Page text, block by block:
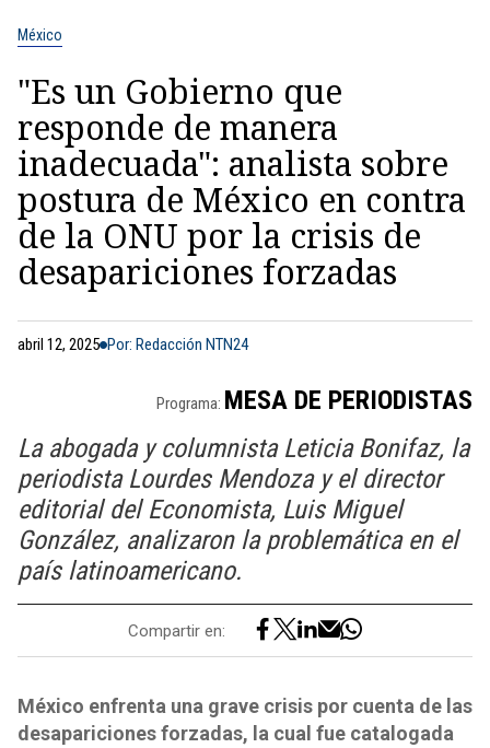
México
"Es un Gobierno que
responde de manera
inadecuada": analista sobre
postura de México en contra
de la ONU por la crisis de
desapariciones forzadas
abril 12, 2025 Por: Redacción NTN24
Programa: MESA DE PERIODISTAS
La abogada y columnista Leticia Bonifaz, la
periodista Lourdes Mendoza y el director
editorial del Economista, Luis Miguel
González, analizaron la problemática en el
país latinoamericano.
Compartir en:
México enfrenta una grave crisis por cuenta de las
desapariciones forzadas, la cual fue catalogada